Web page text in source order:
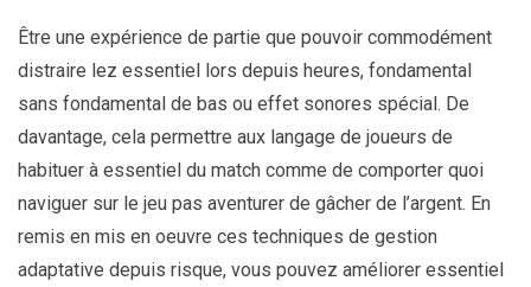
Être une expérience de partie que pouvoir commodément
distraire lez essentiel lors depuis heures, fondamental
sans fondamental de bas ou effet sonores spécial. De
davantage, cela permettre aux langage de joueurs de
habituer à essentiel du match comme de comporter quoi
naviguer sur le jeu pas aventurer de gâcher de l’argent. En
remis en mis en oeuvre ces techniques de gestion
adaptative depuis risque, vous pouvez améliorer essentiel